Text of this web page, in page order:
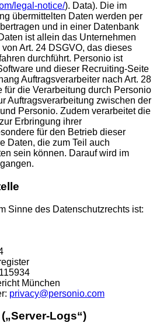
legal-notice/). Data). Die im
übermittelten Daten werden per
und in einer Datenbank
ist allein das Unternehmen
Art. 24 DSGVO, das dieses
durchführt. Personio ist
und dieser Recruiting-Seite
Auftragsverarbeiter nach Art. 28
für die Verarbeitung durch Personio
Auftragsverarbeitung zwischen der
Personio. Zudem verarbeitet die
Erbringung ihrer
für den Betrieb dieser
Daten, die zum Teil auch
sein können. Darauf wird im
Sinne des Datenschutzrechts ist:
München
privacy@personio.com
Logs“)